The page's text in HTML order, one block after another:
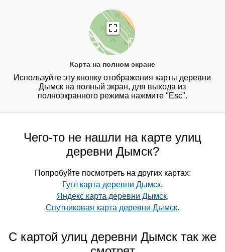
Карта на полном экране
Используйте эту кнопку отображения карты деревни
Дымск на полный экран, для выхода из
полноэкранного режима нажмите "Esc".
Чего-то не нашли на карте улиц
деревни Дымск?
Попробуйте посмотреть на других картах:
Гугл карта деревни Дымск,
Яндекс карта деревни Дымск,
Спутниковая карта деревни Дымск.
С картой улиц деревни Дымск так же